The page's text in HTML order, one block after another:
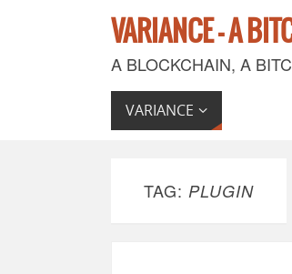
VARIANCE - A
A BLOCKCHAIN, A
VARIANCE
TAG: PLUGIN